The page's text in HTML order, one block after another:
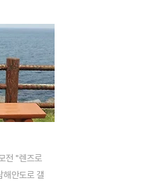
전 "렌즈로
해안도로 갤